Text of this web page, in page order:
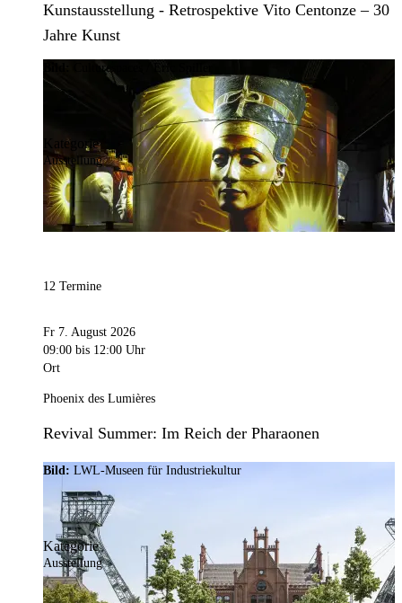
Kunstausstellung - Retrospektive Vito Centonze – 30
Jahre Kunst
Culturespaces / Eric Spiller
Kategorie
Ausstellung
12 Termine
Fr 7. August 2026
09:00 bis 12:00 Uhr
Ort
Phoenix des Lumières
Revival Summer: Im Reich der Pharaonen
Bild: LWL-Museen für Industriekultur
Kategorie
Ausstellung